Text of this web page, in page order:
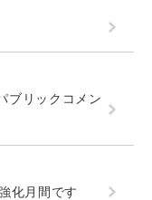
ブリックコメン
化月間です